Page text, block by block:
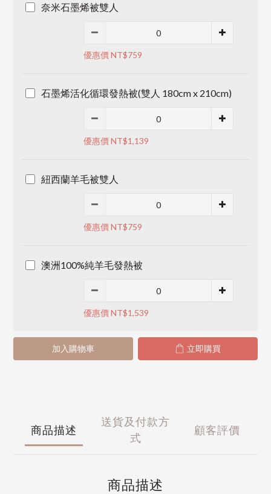
奈米石墨烯被雙人
優惠價 NT$759
石墨烯活化循環發熱被(雙人 180cm x 210cm)
優惠價 NT$1,139
紐西蘭羊毛被雙人
優惠價 NT$759
澳洲100%純羊毛發熱被
優惠價 NT$1,539
加入購物車 立即購買
商品描述
送貨及付款方
式
顧客評價
商品描述